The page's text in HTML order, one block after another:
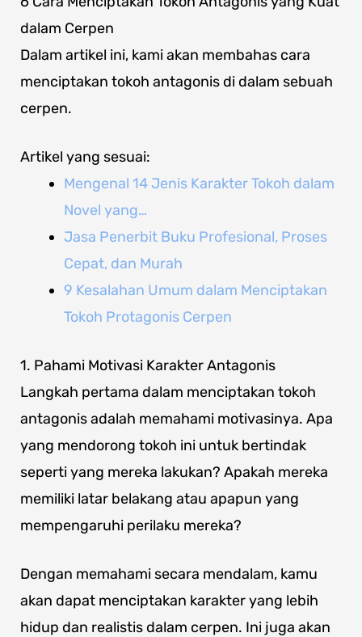
dalam Cerpen
Dalam artikel ini, kami akan membahas cara
menciptakan tokoh antagonis di dalam sebuah
cerpen.
Artikel yang sesuai:
Mengenal 14 Jenis Karakter Tokoh dalam
Novel yang…
Jasa Penerbit Buku Profesional, Proses
Cepat, dan Murah
9 Kesalahan Umum dalam Menciptakan
Tokoh Protagonis Cerpen
1. Pahami Motivasi Karakter Antagonis
Langkah pertama dalam menciptakan tokoh
antagonis adalah memahami motivasinya. Apa
yang mendorong tokoh ini untuk bertindak
seperti yang mereka lakukan? Apakah mereka
memiliki latar belakang atau apapun yang
mempengaruhi perilaku mereka?
Dengan memahami secara mendalam, kamu
akan dapat menciptakan karakter yang lebih
hidup dan realistis dalam cerpen. Ini juga akan